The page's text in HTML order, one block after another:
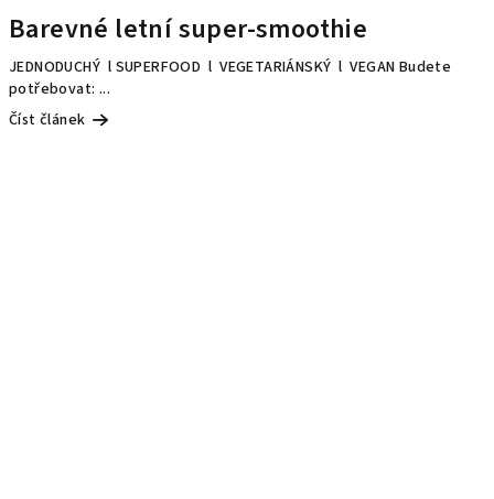
Barevné letní super-smoothie
JEDNODUCHÝ l SUPERFOOD l VEGETARIÁNSKÝ l VEGAN Budete
potřebovat: ...
Číst článek